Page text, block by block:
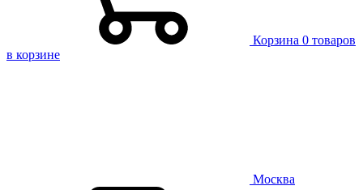
Корзина 0 товаров
в корзине
Москва